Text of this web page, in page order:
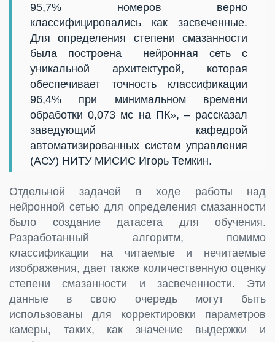
95,7% номеров верно
классифицировались как засвеченные.
Для определения степени смазанности
была построена нейронная сеть с
уникальной архитектурой, которая
обеспечивает точность классификации
96,4% при минимальном времени
обработки 0,073 мc на ПК», – рассказал
заведующий кафедрой
автоматизированных систем управления
(АСУ) НИТУ МИСИС Игорь Темкин.
Отдельной задачей в ходе работы над
нейронной сетью для определения смазанности
было создание датасета для обучения.
Разработанный алгоритм, помимо
классификации на читаемые и нечитаемые
изображения, дает также количественную оценку
степени смазанности и засвеченности. Эти
данные в свою очередь могут быть
использованы для корректировки параметров
камеры, таких, как значение выдержки и